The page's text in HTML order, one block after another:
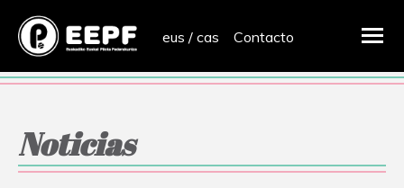
eus / cas Contacto
Noticias